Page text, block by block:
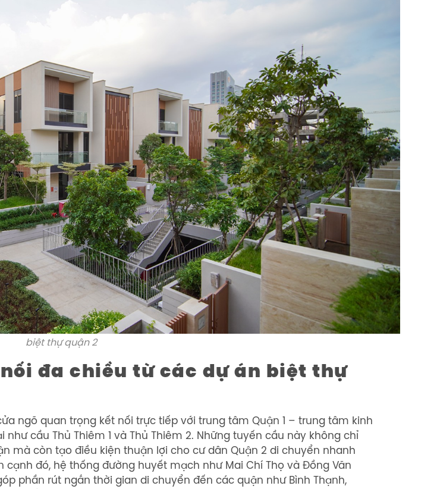
biệt thự quận 2
đa chiều từ các dự án biệt thự
ngõ quan trọng kết nối trực tiếp với trung tâm Quận 1 – trung tâm kinh
cầu Thủ Thiêm 1 và Thủ Thiêm 2. Những tuyến cầu này không chỉ
mà còn tạo điều kiện thuận lợi cho cư dân Quận 2 di chuyển nhanh
đó, hệ thống đường huyết mạch như Mai Chí Thọ và Đồng Văn
phần rút ngắn thời gian di chuyển đến các quận như Bình Thạnh,